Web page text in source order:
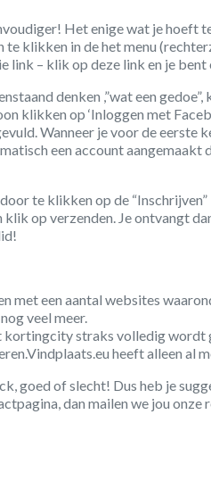
Het enige wat je hoeft
te klikken in de het menu
link – klik op deze link en je bent
denken ,”wat een
klikken op ‘Inloggen met
Wanneer je voor de
een account aangemaakt
te klikken op de “Inschrijven”
klik op verzenden. Je ontvangt
met een aantal websites
veel meer.
kortingcity straks volledig wordt
heeft alleen al
goed of slecht! Dus heb je
dan mailen we jou onze